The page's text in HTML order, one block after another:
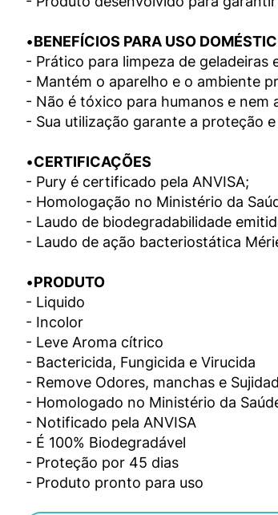
•BENEFÍCIOS PARA USO
- Prático para limpeza de geladeiras
- Mantém o aparelho e o ambiente
- Não é tóxico para humanos e nem
- Sua utilização garante a proteção
•CERTIFICAÇÕES
- Pury é certificado pela ANVISA;
- Homologação no Ministério da
- Laudo de biodegradabilidade
- Laudo de ação bacteriostática
•PRODUTO
- Liquido
- Incolor
- Leve Aroma cítrico
- Bactericida, Fungicida e Virucida
- Remove Odores, manchas e
- Homologado no Ministério da
- Notificado pela ANVISA
- É 100% Biodegradável
- Proteção por 45 dias
- Produto pronto para uso